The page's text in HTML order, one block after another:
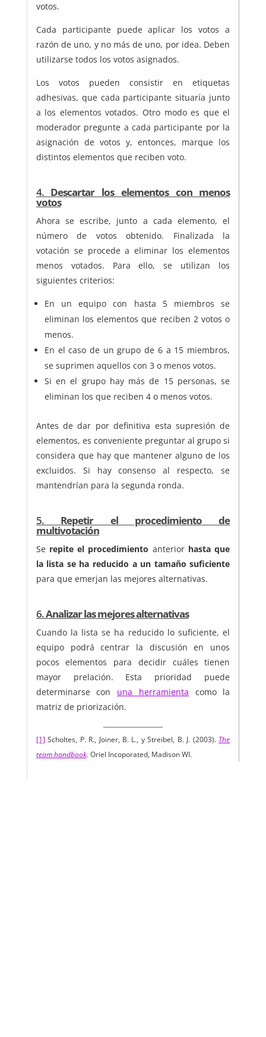
votos.
Cada participante puede aplicar los votos a
razón de uno, y no más de uno, por idea. Deben
utilizarse todos los votos asignados.
Los votos pueden consistir en etiquetas
adhesivas, que cada participante situaría junto
a los elementos votados. Otro modo es que el
moderador pregunte a cada participante por la
asignación de votos y, entonces, marque los
distintos elementos que reciben voto.
4. Descartar los elementos con menos
votos
Ahora se escribe, junto a cada elemento, el
número de votos obtenido. Finalizada la
votación se procede a eliminar los elementos
menos votados. Para ello, se utilizan los
siguientes criterios:
En un equipo con hasta 5 miembros se
eliminan los elementos que reciben 2 votos o
menos.
En el caso de un grupo de 6 a 15 miembros,
se suprimen aquellos con 3 o menos votos.
Si en el grupo hay más de 15 personas, se
eliminan los que reciben 4 o menos votos.
Antes de dar por definitiva esta supresión de
elementos, es conveniente preguntar al grupo si
considera que hay que mantener alguno de los
excluidos. Si hay consenso al respecto, se
mantendrían para la segunda ronda.
5. Repetir el procedimiento de
multivotación
Se repite el procedimiento anterior hasta que
la lista se ha reducido a un tamaño suficiente
para que emerjan las mejores alternativas.
6.Analizar las mejores alternativas
Cuando la lista se ha reducido lo suficiente, el
equipo podrá centrar la discusión en unos
pocos elementos para decidir cuáles tienen
mayor prelación. Esta prioridad puede
determinarse con una herramienta como la
matriz de priorización.
[1] Scholtes, P. R., Joiner, B. L., y Streibel, B. J. (2003). The
team handbook. Oriel Incoporated, Madison WI.